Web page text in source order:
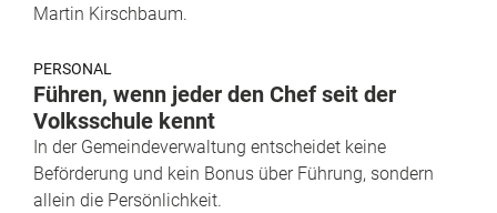
Martin Kirschbaum.
PERSONAL
Führen, wenn jeder den Chef seit der
Volksschule kennt
In der Gemeindeverwaltung entscheidet keine
Beförderung und kein Bonus über Führung, sondern
allein die Persönlichkeit.